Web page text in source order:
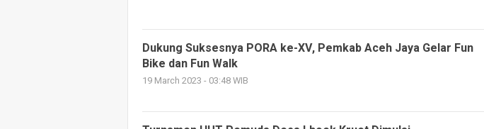
Dukung Suksesnya PORA ke-XV, Pemkab Aceh Jaya Gelar Fun
Bike dan Fun Walk
19 March 2023 - 03:48 WIB